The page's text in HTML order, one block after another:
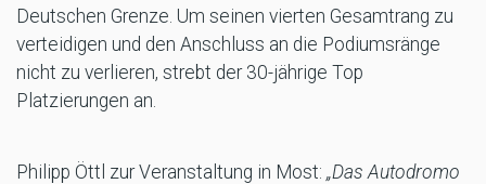
Deutschen Grenze. Um seinen vierten Gesamtrang zu
verteidigen und den Anschluss an die Podiumsränge
nicht zu verlieren, strebt der 30-jährige Top
Platzierungen an.
Philipp Öttl zur Veranstaltung in Most: „Das Autodromo